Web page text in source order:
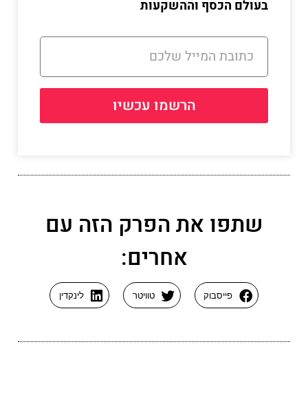
בעולם הכסף וההשקעות
הרשמו עכשיו
שתפו את הפרק הזה עם
אחרים:
פייסבוק טוויטר לינקדין